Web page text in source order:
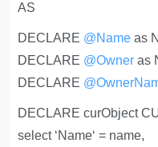
AS
DECLARE @Name as
DECLARE @Owner as
DECLARE
DECLARE curObject
select ‘Name‘ = name,